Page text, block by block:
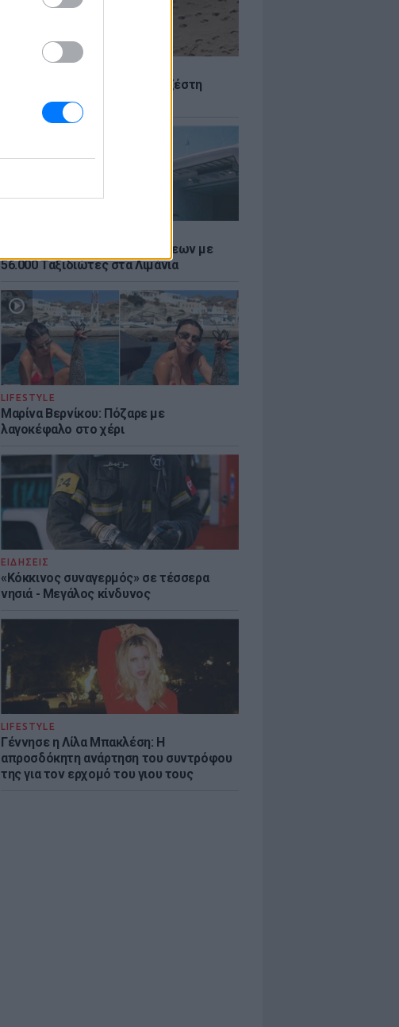
Καιρός: Πού θα «χτυπήσει» η ζέστη
Αύγουστος: Ρεκόρ Αναχωρήσεων με
56.000 Ταξιδιώτες στα Λιμάνια
LIFESTYLE
Μαρίνα Βερνίκου: Πόζαρε με
λαγοκέφαλο στο χέρι
ΕΙΔΗΣΕΙΣ
«Κόκκινος συναγερμός» σε τέσσερα
νησιά - Μεγάλος κίνδυνος
LIFESTYLE
Γέννησε η Λίλα Μπακλέση: Η
απροσδόκητη ανάρτηση του συντρόφου
της για τον ερχομό του γιου τους